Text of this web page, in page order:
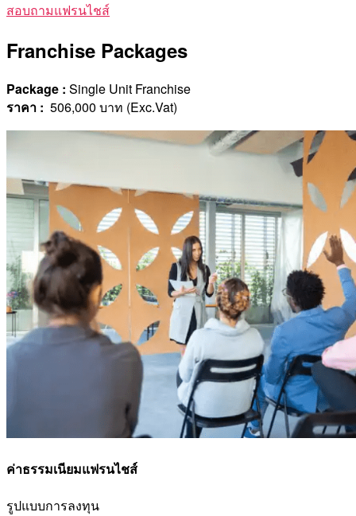
สอบถามแฟรนไชส์
Franchise Packages
Package : Single Unit Franchise
ราคา : 506,000 บาท (Exc.Vat)
ค่าธรรมเนียมแฟรนไชส์
รูปแบบการลงทุน